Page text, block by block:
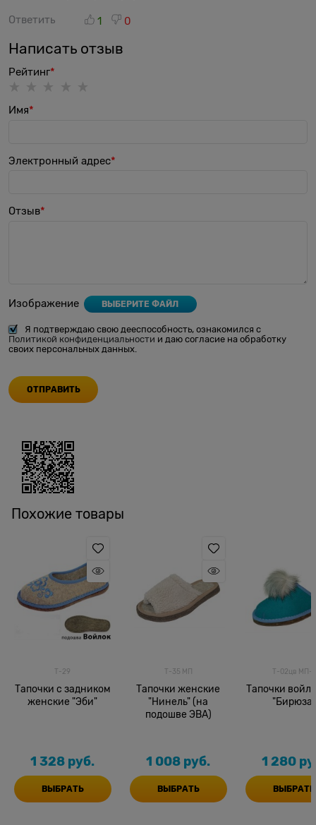
Ответить 1 0
Написать отзыв
Рейтинг
Имя
Электронный адрес
Отзыв
Изображение ВЫБЕРИТЕ ФАЙЛ
Я подтверждаю свою дееспособность, ознакомился с
Политикой конфиденциальности и даю согласие на обработку
своих персональных данных.
Похожие товары
Т-29
Тапочки с задником
женские "Эби"
1 328 руб.
ВЫБРАТЬ
Т-35 МП
Тапочки женские
"Нинель" (на
подошве ЭВА)
1 008 руб.
ВЫБРАТЬ
Т-02цв МП-1
Тапочки
"Бирюза"
1 280
ВЫБРАТЬ